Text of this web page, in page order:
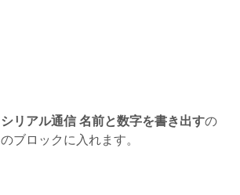
シリアル通信 名前と数字を書き出すの
のブロックに入れます。